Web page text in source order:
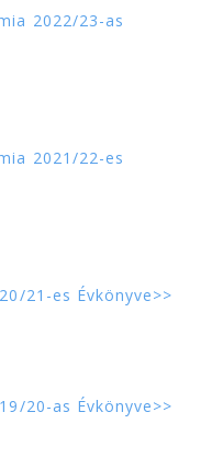
2022/23-as
2021/22-es
21-es Évkönyve>>
20-as Évkönyve>>